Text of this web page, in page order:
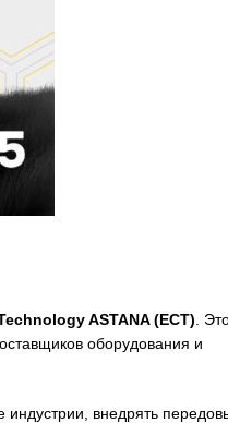
ASTANA (ECT) .
оборудования и
индустрии, внедрять